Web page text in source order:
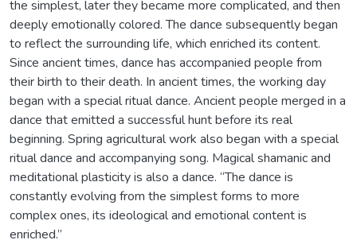
the simplest, later they became more complicated, and then
deeply emotionally colored. The dance subsequently began
to reflect the surrounding life, which enriched its content.
Since ancient times, dance has accompanied people from
their birth to their death. In ancient times, the working day
began with a special ritual dance. Ancient people merged in a
dance that emitted a successful hunt before its real
beginning. Spring agricultural work also began with a special
ritual dance and accompanying song. Magical shamanic and
meditational plasticity is also a dance. “The dance is
constantly evolving from the simplest forms to more
complex ones, its ideological and emotional content is
enriched.”